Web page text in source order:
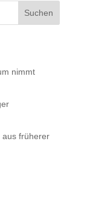
Suchen
nimmt
aus früherer